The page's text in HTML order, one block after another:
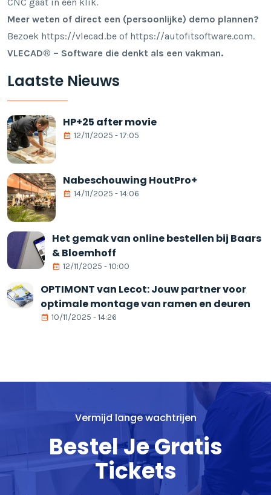
Meer weten of direct een (persoonlijke) demo plannen?
Bezoek https://vlecad.be of https://autofitsoftware.com.
VLECAD® – Software die denkt als een vakman.
Laatste Nieuws
HP+25 after movie
12/11/2025 - 17:05
Nabeschouwing HoutPro+
14/11/2025 - 14:06
Het gemak van online bestellen bij Baars
& Bloemhoff
12/11/2025 - 10:00
OPTIMONT van Lecot: Jouw partner voor
optimale montage van ramen en deuren
10/11/2025 - 14:26
Vermijd lange wachtrijen
Bestel Je Gratis
Tickets